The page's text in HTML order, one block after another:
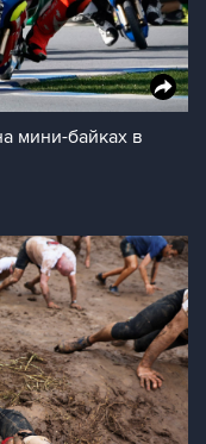
мини-байках в